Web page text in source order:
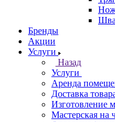
Бренды
Акции
Услуги
Назад
Услуги
Аренда
Доставка
Изготовление
Мастерская на